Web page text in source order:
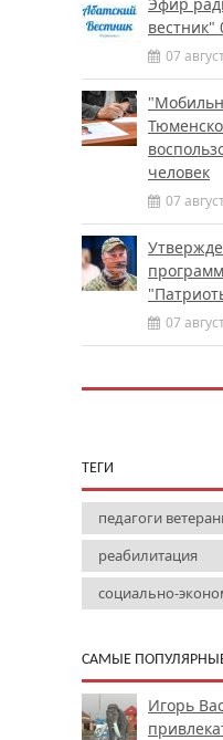
вестник"
07
человек
07
07
ТЕГИ
педагоги
реабилитация
социально-
САМЫЕ
Игорь